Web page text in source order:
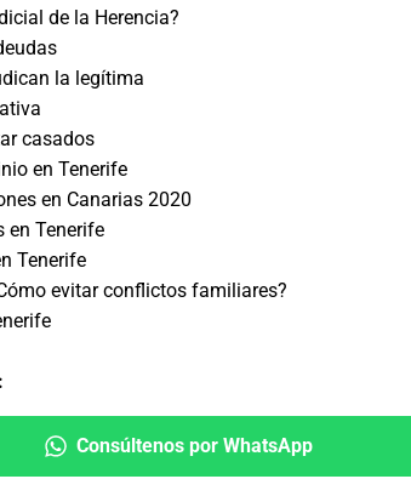
de la Herencia?
la legítima
casados
en Tenerife
en Canarias 2020
en Tenerife
Tenerife
evitar conflictos familiares?
:
Consúltenos por WhatsApp